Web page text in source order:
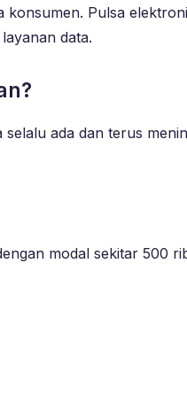
Pulsa
data.
ada dan terus
modal sekitar 500